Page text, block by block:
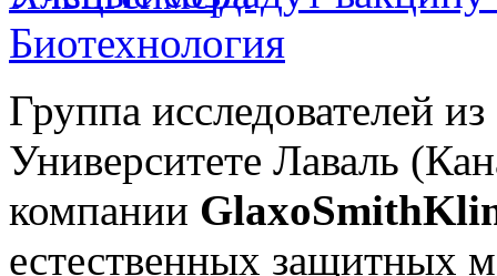
Биотехнология
Группа исследователей
Университете Лаваль
компании
естественных защитных